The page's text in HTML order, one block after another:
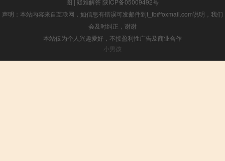
图 | 疑难解答 陕ICP备05009492号
声明：本站内容来自互联网，如信息有错误可发邮件到f_fb#foxmail.com说明，我们
会及时纠正，谢谢
本站仅为个人兴趣爱好，不接盈利性广告及商业合作
小男孩